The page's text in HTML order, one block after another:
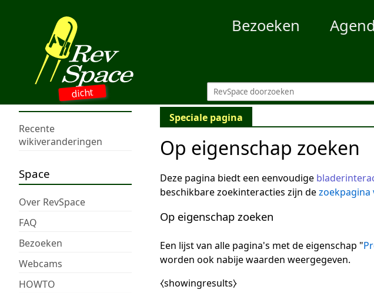
dicht
Bezoeken
Recente
wikiveranderingen
Space
Over RevSpace
FAQ
Bezoeken
Webcams
HOWTO
Speciale pagina
Op eigenschap zoeken
Deze pagina biedt een eenvoudige
beschikbare zoekinteracties zijn dezoekpagina
Op eigenschap zoeken
Een lijst van alle pagina's met de eigenschap "
worden ook nabije waarden weergegeven.
⧼showingresults⧽